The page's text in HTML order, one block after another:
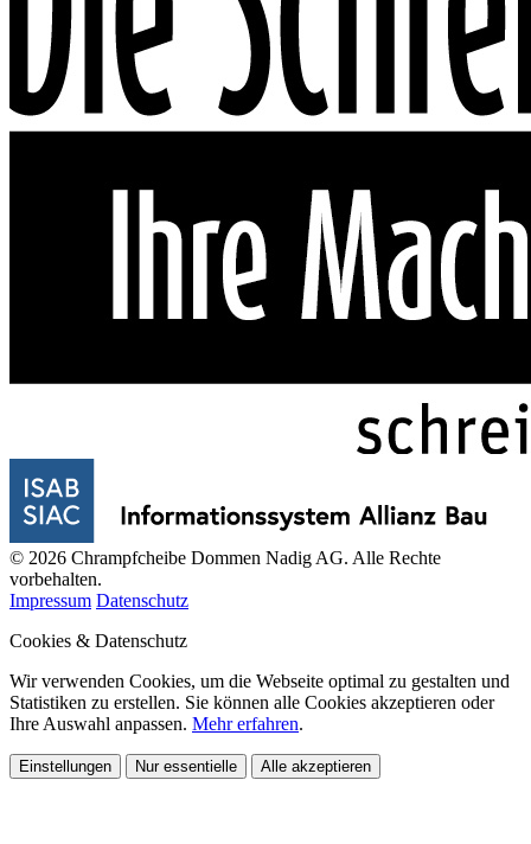
© 2026 Chrampfcheibe Dommen Nadig AG. Alle Rechte
vorbehalten.
Impressum Datenschutz
Cookies & Datenschutz
Wir verwenden Cookies, um die Webseite optimal zu gestalten und
Statistiken zu erstellen. Sie können alle Cookies akzeptieren oder
Ihre Auswahl anpassen. Mehr erfahren.
Einstellungen Nur essentielle Alle akzeptieren